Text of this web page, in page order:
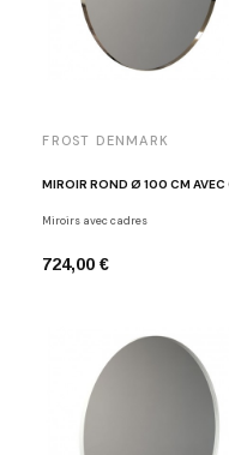
FROST DENMARK
Miroirs avec cadres
724,00 €